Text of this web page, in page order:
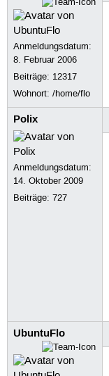
Anmeldungsdatum:
8. Februar 2006
Beiträge: 12317
Wohnort: /home/flo
Polix
Anmeldungsdatum:
14. Oktober 2009
Beiträge:727
UbuntuFlo